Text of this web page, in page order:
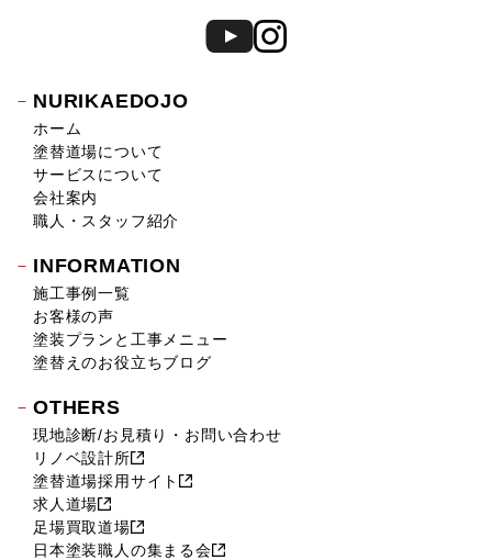
NURIKAEDOJO
ホーム
塗替道場について
サービスについて
会社案内
職人・スタッフ紹介
INFORMATION
施工事例一覧
お客様の声
塗装プランと工事メニュー
塗替えのお役立ちブログ
OTHERS
現地診断/お見積り・お問い合わせ
リノベ設計所
塗替道場採用サイト
求人道場
足場買取道場
日本塗装職人の集まる会